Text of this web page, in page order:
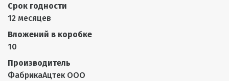
Срок годности
12 месяцев
Вложений в коробке
10
Производитель
ФабрикаАцтек ООО